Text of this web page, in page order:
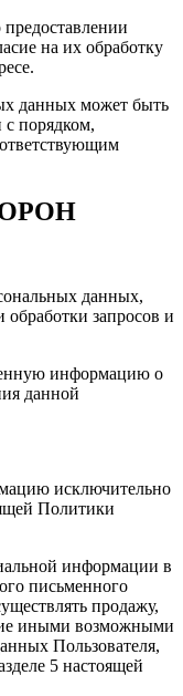
на их обработку
данных может быть
с порядком,
данных,
запросов и
информацию о
данной
исключительно
Политики
информации в
письменного
продажу,
иными возможными
Пользователя,
5 настоящей